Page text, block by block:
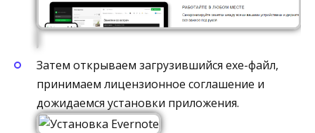
Затем открываем загрузившийся exe-файл,
принимаем лицензионное соглашение и
дожидаемся установки приложения.